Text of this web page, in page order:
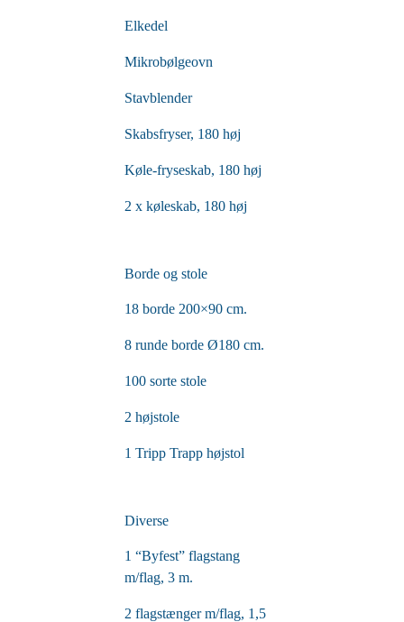
Elkedel
Mikrobølgeovn
Stavblender
Skabsfryser, 180 høj
Køle-fryseskab, 180 høj
2 x køleskab, 180 høj
Borde og stole
18 borde 200×90 cm.
8 runde borde Ø180 cm.
100 sorte stole
2 højstole
1 Tripp Trapp højstol
Diverse
1 “Byfest” flagstang
m/flag, 3 m.
2 flagstænger m/flag, 1,5